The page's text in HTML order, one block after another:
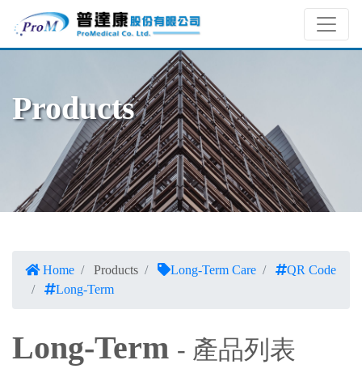
Products
Home Products Long-Term Care
QR Code
Long-Term
Long-Term - 產品列表